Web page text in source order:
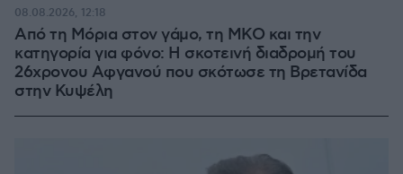
Από τη Μόρια στον γάμο, τη ΜΚΟ και την
κατηγορία για φόνο: Η σκοτεινή διαδρομή του
26χρονου Αφγανού που σκότωσε τη Βρετανίδα
στην Κυψέλη
08.08.2026, 12:18